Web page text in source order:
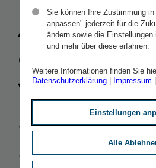
des
Skandia
Sie können Ihre Zustimmung in
anpassen" jederzeit für die
ändern sowie die Einstellungen
und mehr über diese erfahren.
Weitere Informationen finden Sie
Datenschutzerklärung| Impressum
Einstellungen
Alle